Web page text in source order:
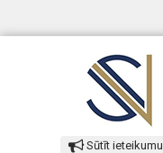
Sūtīt ieteikumu